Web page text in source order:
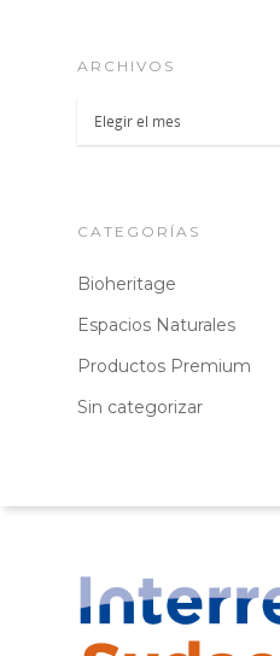
ARCHIVOS
Archivos
CATEGORÍAS
Bioheritage
Espacios Naturales
Productos Premium
Sin categorizar